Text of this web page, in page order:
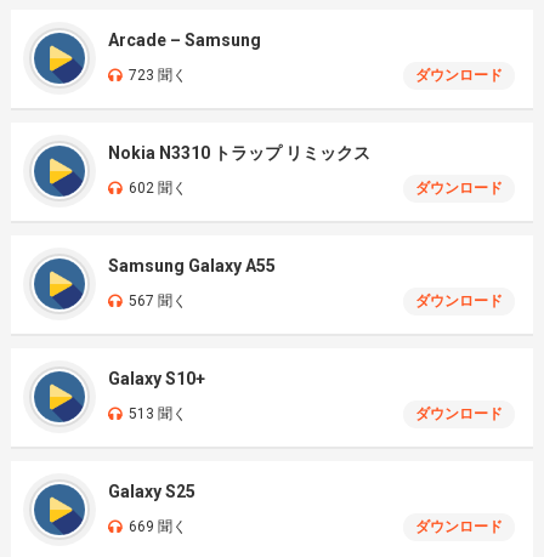
Arcade – Samsung
723 聞く ダウンロード
Nokia N3310 トラップ リミックス
602 聞く ダウンロード
Samsung Galaxy A55
567 聞く ダウンロード
Galaxy S10+
513 聞く ダウンロード
Galaxy S25
669 聞く ダウンロード